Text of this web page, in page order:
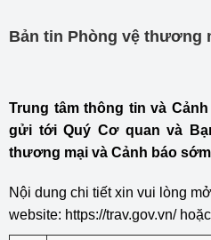
Bản tin Phòng vệ thương
Trung tâm thông tin và
gửi tới Quý Cơ quan và
thương mại và Cảnh báo
Nội dung chi tiết xin vui lòng
website: https://trav.gov.vn/